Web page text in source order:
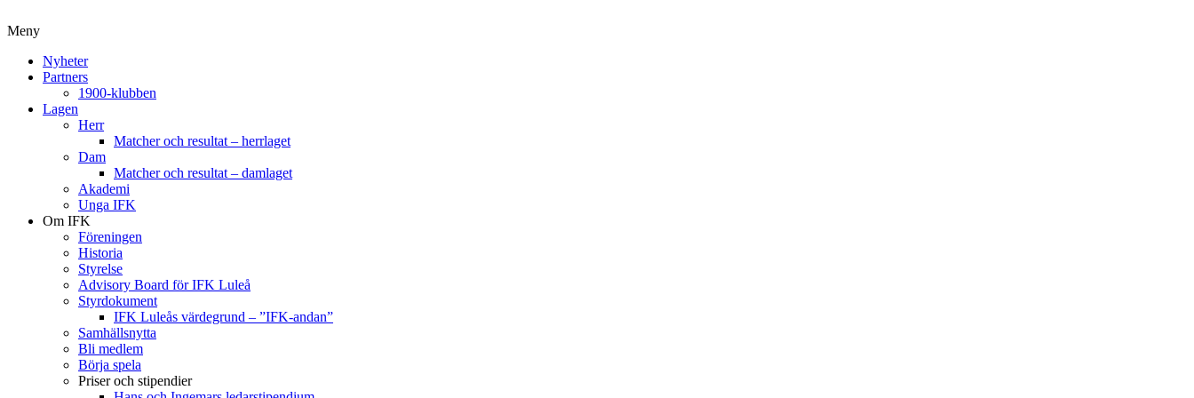
Meny
Nyheter
Partners
1900-klubben
Lagen
Herr
Matcher och resultat – herrlaget
Dam
Matcher och resultat – damlaget
Akademi
Unga IFK
Om IFK
Föreningen
Historia
Styrelse
Advisory Board för IFK Luleå
Styrdokument
IFK Luleås värdegrund – ”IFK-andan”
Samhällsnytta
Bli medlem
Börja spela
Priser och stipendier